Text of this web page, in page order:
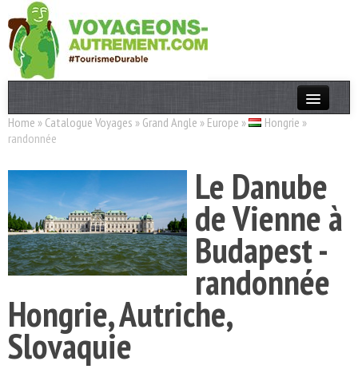
Actualités
Destinations
Acteurs
Thèmes
Home » Catalogue Voyages » Grand Angle » Europe » Hongrie »
randonnée
Le Danube
de Vienne à
Budapest -
randonnée
Hongrie, Autriche,
Slovaquie